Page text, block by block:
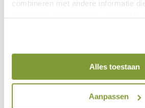
combineren met andere informatie
Alles toestaan
Aanpassen